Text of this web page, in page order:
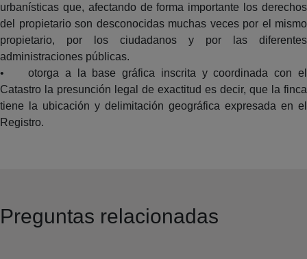
urbanísticas que, afectando de forma importante los derechos
del propietario son desconocidas muchas veces por el mismo
propietario, por los ciudadanos y por las diferentes
administraciones públicas.
• otorga a la base gráfica inscrita y coordinada con el
Catastro la presunción legal de exactitud es decir, que la finca
tiene la ubicación y delimitación geográfica expresada en el
Registro.
Preguntas relacionadas